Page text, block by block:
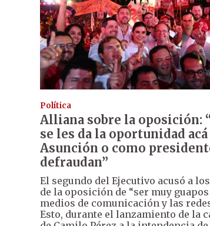
Política
Alliana sobre la oposición:
se les da la oportunidad acá
Asunción o como
defraudan”
El segundo del Ejecutivo acusó a
de la oposición de “ser muy
medios de comunicación y las
Esto, durante el lanzamiento de la